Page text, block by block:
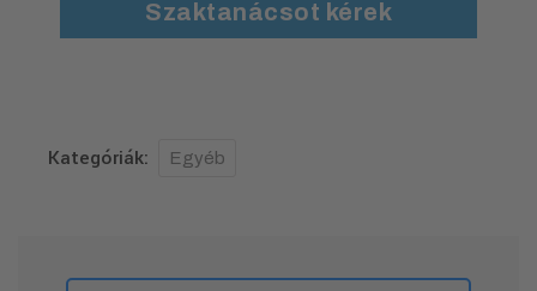
Szaktanácsot kérek
Kategóriák: Egyéb